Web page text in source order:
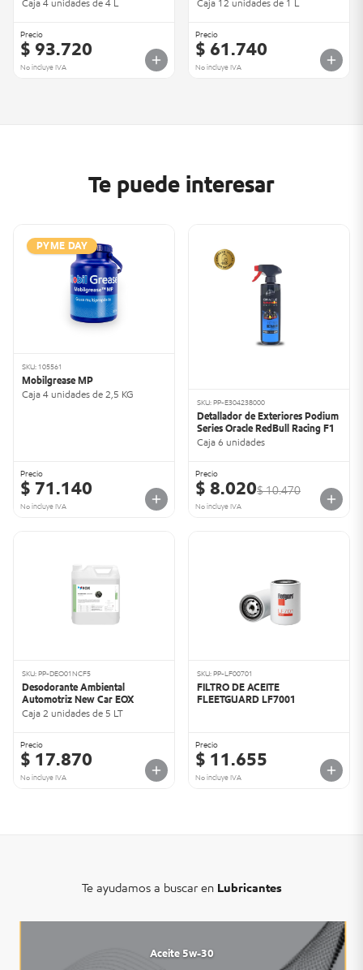
Caja 4 unidades de 4 L
Precio
$ 93.720
No incluye IVA
Caja 12 unidades de 1 L
Precio
$ 61.740
No incluye IVA
Te puede interesar
PYME DAY
SKU: 105561
Mobilgrease MP
Caja 4 unidades de 2,5 KG
Precio
$ 71.140
No incluye IVA
SKU: PP-E304238000
Detallador de Exteriores Podium
Series Oracle RedBull Racing F1
Caja 6 unidades
Precio
$ 8.020$ 10.470
No incluye IVA
SKU: PP-DEO01NCF5
Desodorante Ambiental
Automotriz New Car EOX
Caja 2 unidades de 5 LT
Precio
$ 17.870
No incluye IVA
SKU: PP-LF00701
FILTRO DE ACEITE
FLEETGUARD LF7001
Precio
$ 11.655
No incluye IVA
Te ayudamos a buscar en Lubricantes
Aceite 5w-30